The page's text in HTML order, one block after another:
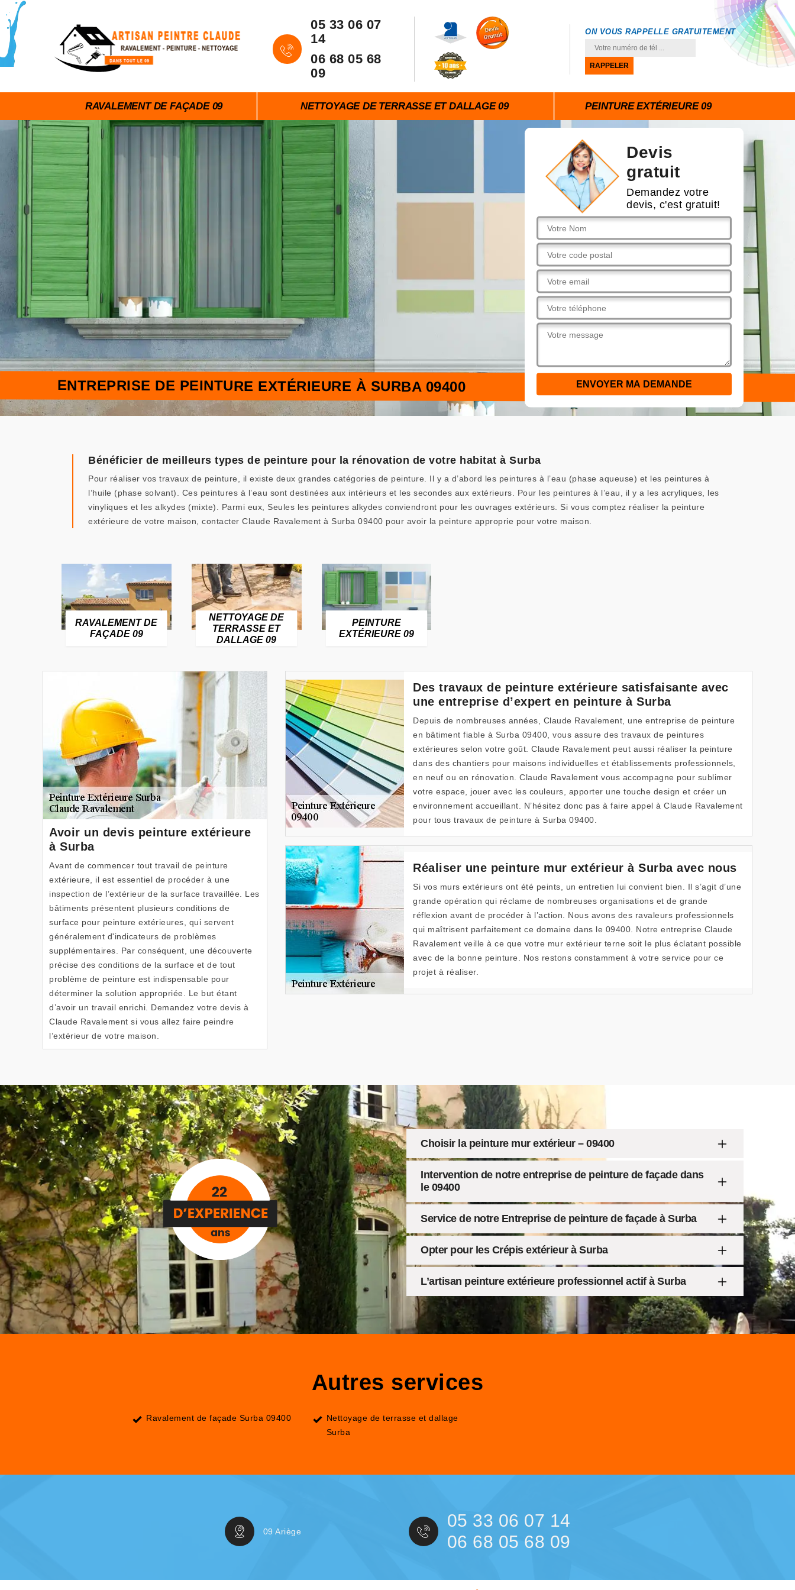
05 33 06 07
14
06 68 05 68
09
ON VOUS RAPPELLE GRATUITEMENT
RAVALEMENT DE FAÇADE 09 NETTOYAGE DE TERRASSE ET DALLAGE 09 PEINTURE EXTÉRIEURE 09
Devis
gratuit
Demandez votre
devis, c'est gratuit!
ENTREPRISE DE PEINTURE EXTÉRIEURE À SURBA 09400
Bénéficier de meilleurs types de peinture pour la rénovation de votre habitat à Surba
Pour réaliser vos travaux de peinture, il existe deux grandes catégories de peinture. Il y a d’abord les peintures à l’eau (phase aqueuse) et les peintures à
l’huile (phase solvant). Ces peintures à l’eau sont destinées aux intérieurs et les secondes aux extérieurs. Pour les peintures à l’eau, il y a les acryliques, les
vinyliques et les alkydes (mixte). Parmi eux, Seules les peintures alkydes conviendront pour les ouvrages extérieurs. Si vous comptez réaliser la peinture
extérieure de votre maison, contacter Claude Ravalement à Surba 09400 pour avoir la peinture approprie pour votre maison.
RAVALEMENT DE
FAÇADE 09
NETTOYAGE DE
TERRASSE ET
DALLAGE 09
PEINTURE
EXTÉRIEURE 09
Avoir un devis peinture extérieure
à Surba
Avant de commencer tout travail de peinture
extérieure, il est essentiel de procéder à une
inspection de l’extérieur de la surface travaillée. Les
bâtiments présentent plusieurs conditions de
surface pour peinture extérieures, qui servent
généralement d'indicateurs de problèmes
supplémentaires. Par conséquent, une découverte
précise des conditions de la surface et de tout
problème de peinture est indispensable pour
déterminer la solution appropriée. Le but étant
d’avoir un travail enrichi. Demandez votre devis à
Claude Ravalement si vous allez faire peindre
l’extérieur de votre maison.
Des travaux de peinture extérieure satisfaisante avec
une entreprise d’expert en peinture à Surba
Depuis de nombreuses années, Claude Ravalement, une entreprise de peinture
en bâtiment fiable à Surba 09400, vous assure des travaux de peintures
extérieures selon votre goût. Claude Ravalement peut aussi réaliser la peinture
dans des chantiers pour maisons individuelles et établissements professionnels,
en neuf ou en rénovation. Claude Ravalement vous accompagne pour sublimer
votre espace, jouer avec les couleurs, apporter une touche design et créer un
environnement accueillant. N’hésitez donc pas à faire appel à Claude Ravalement
pour tous travaux de peinture à Surba 09400.
Réaliser une peinture mur extérieur à Surba avec nous
Si vos murs extérieurs ont été peints, un entretien lui convient bien. Il s’agit d’une
grande opération qui réclame de nombreuses organisations et de grande
réflexion avant de procéder à l’action. Nous avons des ravaleurs professionnels
qui maîtrisent parfaitement ce domaine dans le 09400. Notre entreprise Claude
Ravalement veille à ce que votre mur extérieur terne soit le plus éclatant possible
avec de la bonne peinture. Nos restons constamment à votre service pour ce
projet à réaliser.
Choisir la peinture mur extérieur – 09400
Intervention de notre entreprise de peinture de façade dans
le 09400
Service de notre Entreprise de peinture de façade à Surba
Opter pour les Crépis extérieur à Surba
L’artisan peinture extérieure professionnel actif à Surba
Autres services
Ravalement de façade Surba 09400
Nettoyage de terrasse et dallage
Surba
09 Ariège
05 33 06 07 14
06 68 05 68 09